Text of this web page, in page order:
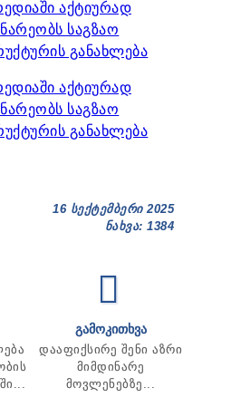
16 სექტემბერი 2025
ნახვა: 1384
ᲒᲐᲛᲝᲙᲘᲗᲮᲕᲐ
დააფიქსირე შენი აზრი
მიმდინარე
მოვლენებზე...